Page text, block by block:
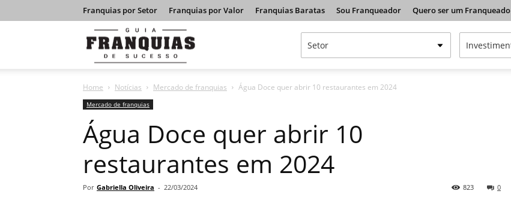
Franquias por Setor Franquias por Valor Franquias Baratas Sou Franqueador Quero ser um Franqueado
Franquias
de
Sucesso
Home Notícias Mercado de franquias Água Doce quer abrir 10 restaurantes em 2024
Mercado de franquias
Água Doce quer abrir 10
restaurantes em 2024
Por Gabriella Oliveira - 22/03/2024 0
823